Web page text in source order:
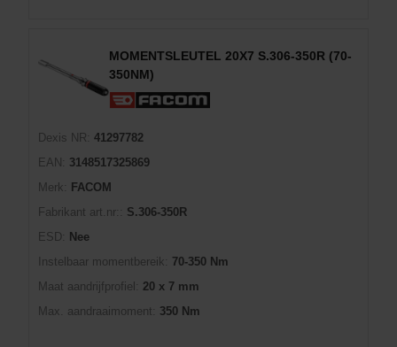
MOMENTSLEUTEL 20X7 S.306-350R (70-
350NM)
Dexis NR: 41297782
EAN:
3148517325869
Merk:
FACOM
Fabrikant art.nr::
S.306-350R
ESD:
Nee
Instelbaar momentbereik:
70-350 Nm
Maat aandrijfprofiel:
20 x 7 mm
Max. aandraaimoment:
350 Nm